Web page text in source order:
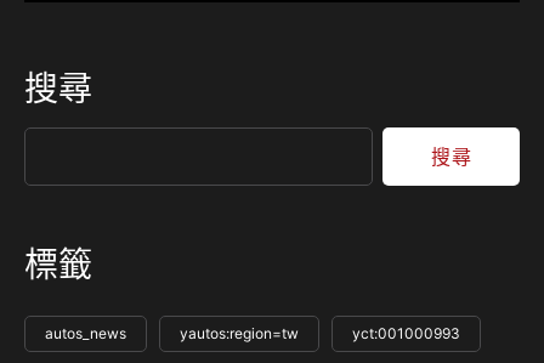
搜尋
搜尋
標籤
autos_news yautos:region=tw yct:001000993